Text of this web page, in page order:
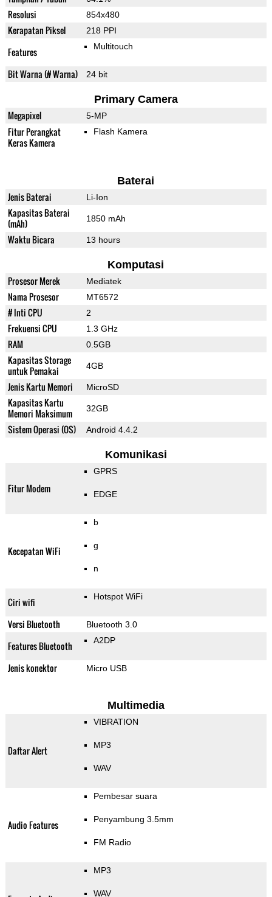
Resolusi 854x480
Kerapatan Piksel 218 PPI
Features Multitouch
Bit Warna (# Warna) 24 bit
Primary Camera
Megapixel 5-MP
Fitur Perangkat
Keras Kamera
Flash Kamera
Baterai
Jenis Baterai Li-Ion
Kapasitas Baterai
(mAh)
1850 mAh
Waktu Bicara 13 hours
Komputasi
Prosesor Merek Mediatek
Nama Prosesor MT6572
# Inti CPU 2
Frekuensi CPU 1.3 GHz
RAM 0.5GB
Kapasitas Storage
untuk Pemakai
4GB
Jenis Kartu Memori MicroSD
Kapasitas Kartu
Memori Maksimum
32GB
Sistem Operasi (OS) Android 4.4.2
Komunikasi
Fitur Modem
GPRS
EDGE
Kecepatan WiFi
b
g
n
Ciri wifi Hotspot WiFi
Versi Bluetooth Bluetooth 3.0
Features Bluetooth A2DP
Jenis konektor Micro USB
Multimedia
Daftar Alert
VIBRATION
MP3
WAV
Audio Features
Pembesar suara
Penyambung 3.5mm
FM Radio
MP3
WAV